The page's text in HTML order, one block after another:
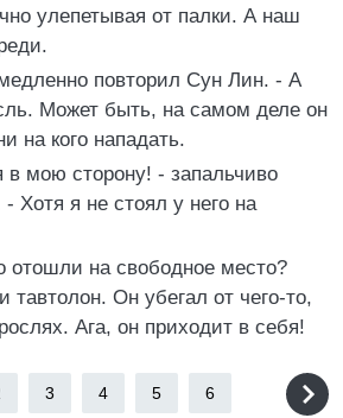
улепетывая от палки. А наш
повторил Сун Лин. - А
Может быть, на самом деле он
на кого нападать.
мою сторону! - запальчиво
Хотя я не стоял у него на
отошли на свободное место?
тавтолон. Он убегал от чего-то,
Ага, он приходит в себя!
3 4 5 6